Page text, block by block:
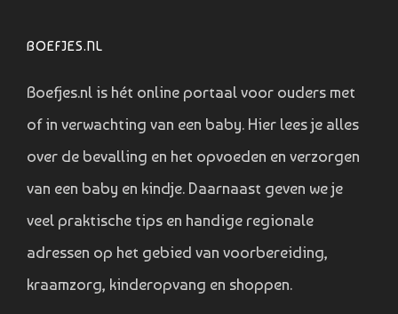
BOEFJES.NL
Boefjes.nl is hét online portaal voor ouders met
of in verwachting van een baby. Hier lees je alles
over de bevalling en het opvoeden en verzorgen
van een baby en kindje. Daarnaast geven we je
veel praktische tips en handige regionale
adressen op het gebied van voorbereiding,
kraamzorg, kinderopvang en shoppen.